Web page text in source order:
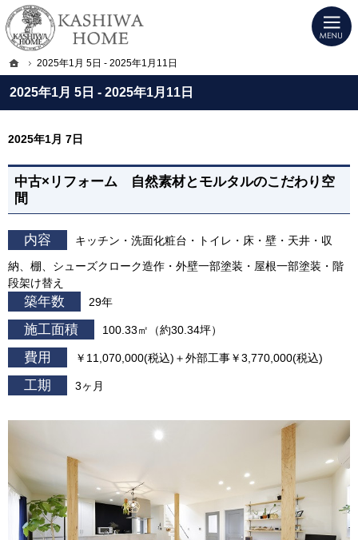
2025年1月 5日 - 2025年1月11日
プロの目線からご提案。宇都宮市・壬生町・小山市のデザイン注文住宅・高気密
KASHIWA HOME｜宇都宮市・壬生町・小山市のデザイン注文住宅・高気密高断
2025年1月 7日
中古×リフォーム 自然素材とモルタルのこだわり空
間
内容
キッチン・洗面化粧台・トイレ・床・壁・天井・収
納、棚、シューズクローク造作・外壁一部塗装・屋根一部塗装・階
段架け替え
築年数 29年
施工面積 100.33㎡（約30.34坪）
費用 ￥11,070,000(税込)＋外部工事￥3,770,000(税込)
工期 3ヶ月
ホーム
2025年1月 5日 - 2025年1月11日